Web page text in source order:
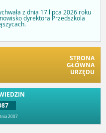
z dnia 17 lipca 2026 roku
dyrektora Przedszkola
STRONA
GŁÓWNA
URZĘDU
2007